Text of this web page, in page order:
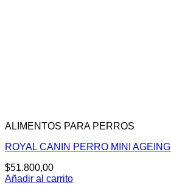
ALIMENTOS PARA PERROS
ROYAL CANIN PERRO MINI
$51.800,00
Añadir al carrito